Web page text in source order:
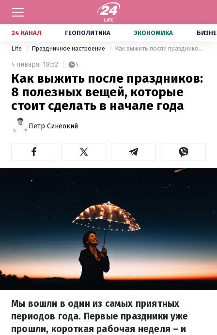
24 КАНАЛ ГЕОПОЛИТИКА ЭКОНОМИКА
Life Праздничное настроение Как выжить после праздников: 8 полезных вещей, которые стоит сделать в начале года
4 января, 18:52 4
Как выжить после праздников:
8 полезных вещей, которые
стоит сделать в начале года
Петр Синеокий
Мы вошли в один из самых приятных
периодов года. Первые праздники уже
прошли, короткая рабочая неделя – и